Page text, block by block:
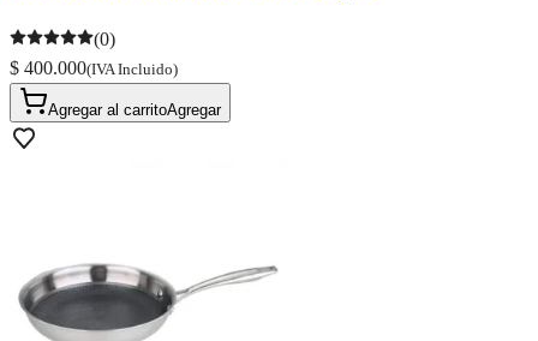
(0)
$ 400.000(IVA Incluido)
Agregar al carritoAgregar